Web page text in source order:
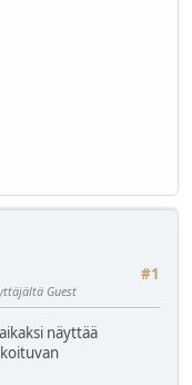
#1
Guest
näyttää